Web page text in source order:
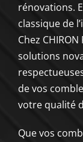
rénovations.
classique de
Chez
solutions
de vos
votre qualité
Que vos